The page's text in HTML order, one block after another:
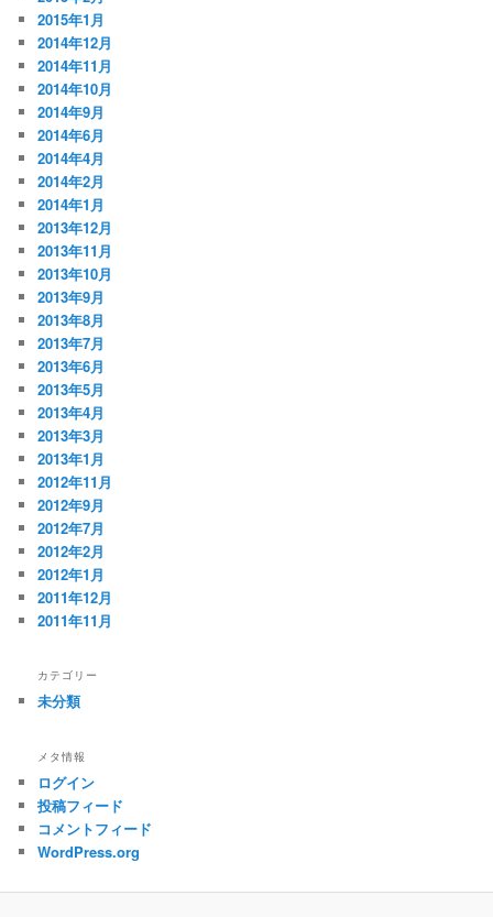
2015年1月
2014年12月
2014年11月
2014年10月
2014年9月
2014年6月
2014年4月
2014年2月
2014年1月
2013年12月
2013年11月
2013年10月
2013年9月
2013年8月
2013年7月
2013年6月
2013年5月
2013年4月
2013年3月
2013年1月
2012年11月
2012年9月
2012年7月
2012年2月
2012年1月
2011年12月
2011年11月
カテゴリー
未分類
メタ情報
ログイン
投稿フィード
コメントフィード
WordPress.org